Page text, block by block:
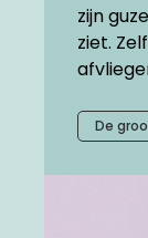
zijn
ziet.
De